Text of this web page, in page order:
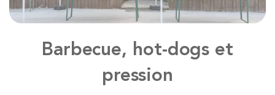
Barbecue, hot-dogs et
pression